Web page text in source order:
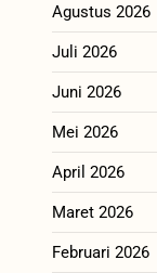
Agustus 2026
Juli 2026
Juni 2026
Mei 2026
April 2026
Maret 2026
Februari 2026